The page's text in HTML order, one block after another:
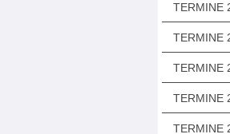
TERMINE
TERMINE
TERMINE
TERMINE
TERMINE